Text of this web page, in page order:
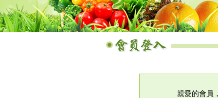
親愛的會員